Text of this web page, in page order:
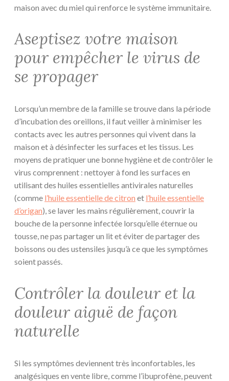
maison avec du miel qui renforce le système immunitaire.
Aseptisez votre maison
pour empêcher le virus de
se propager
Lorsqu’un membre de la famille se trouve dans la période
d’incubation des oreillons, il faut veiller à minimiser les
contacts avec les autres personnes qui vivent dans la
maison et à désinfecter les surfaces et les tissus. Les
moyens de pratiquer une bonne hygiène et de contrôler le
virus comprennent : nettoyer à fond les surfaces en
utilisant des huiles essentielles antivirales naturelles
(comme l’huile essentielle de citron et l’huile essentielle
d’origan), se laver les mains régulièrement, couvrir la
bouche de la personne infectée lorsqu’elle éternue ou
tousse, ne pas partager un lit et éviter de partager des
boissons ou des ustensiles jusqu’à ce que les symptômes
soient passés.
Contrôler la douleur et la
douleur aiguë de façon
naturelle
Si les symptômes deviennent très inconfortables, les
analgésiques en vente libre, comme l’ibuprofène, peuvent